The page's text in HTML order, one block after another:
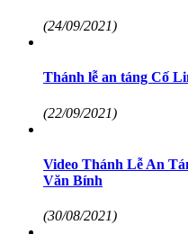
(24/09/2021)
Thánh lễ an táng Cố
(22/09/2021)
Video Thánh Lễ An
Văn Bính
(30/08/2021)